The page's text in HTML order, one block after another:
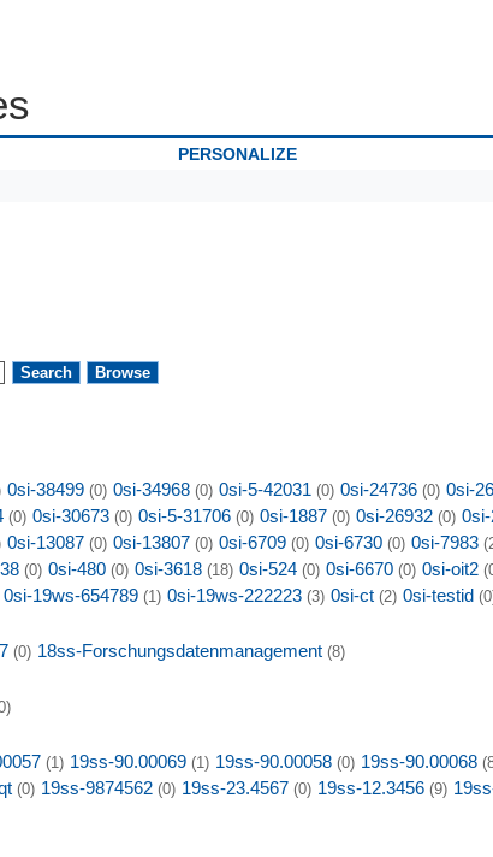
PERSONALIZE
0si-38499 (0) 0si-34968 (0) 0si-5-42031 (0) 0si-24736 (0) 0si-
(0) 0si-30673 (0) 0si-5-31706 (0) 0si-1887 (0) 0si-26932 (0)
0si-13087 (0) 0si-13807 (0) 0si-6709 (0) 0si-6730 (0) 0si-7983
(0) 0si-480 (0) 0si-3618 (18) 0si-524 (0) 0si-6670 (0) 0si-oit2
0si-19ws-654789 (1) 0si-19ws-222223 (3) 0si-ct (2) 0si-testid
(0) 18ss-Forschungsdatenmanagement (8)
(1) 19ss-90.00069 (1) 19ss-90.00058 (0) 19ss-90.00068
(0) 19ss-9874562 (0) 19ss-23.4567 (0) 19ss-12.3456 (9)